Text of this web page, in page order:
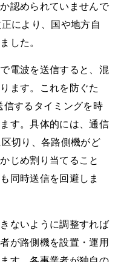
認められていませんで
により、国や地方自
した。
電波を送信すると、混
ます。これを防ぐた
するタイミングを時
す。具体的には、通信
切り、各路側機がど
じめ割り当てること
同時送信を回避しま
ないように調整すれば
が路側機を設置・運用